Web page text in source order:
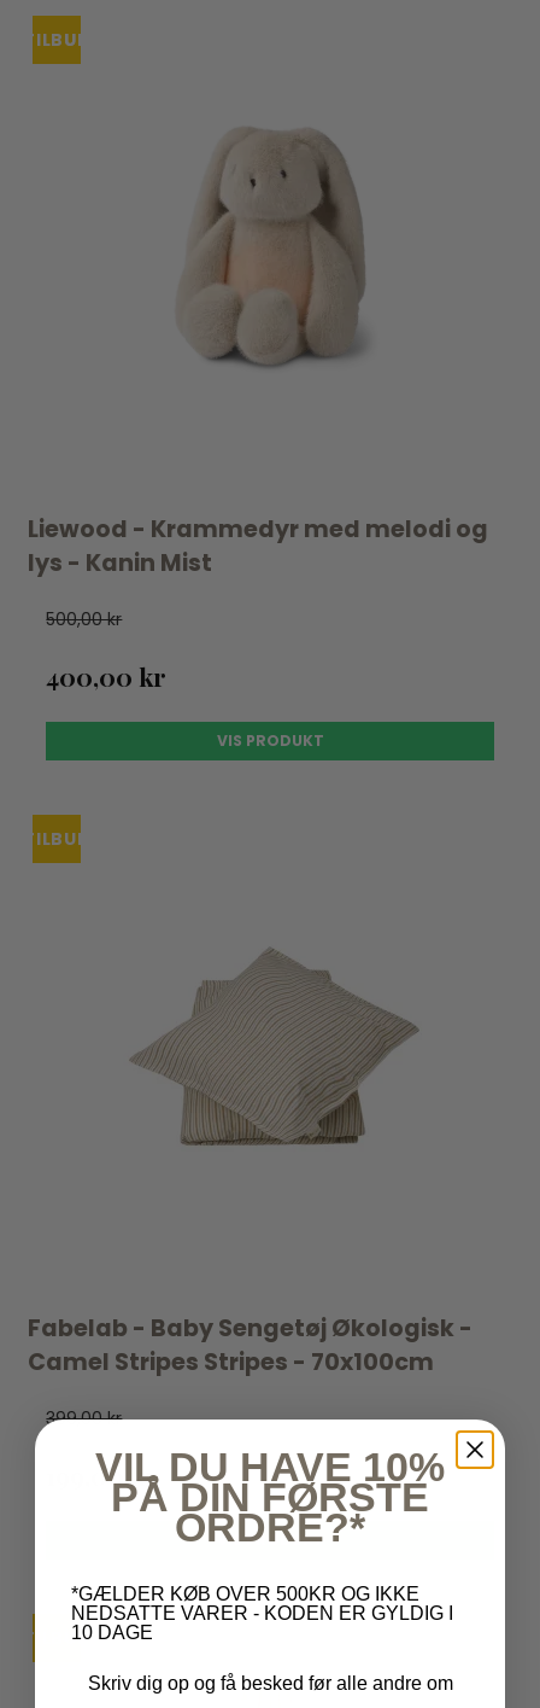
TILBUDUDSOLGT
Liewood - Krammedyr med melodi og
lys - Kanin Mist
500,00 kr
400,00 kr
VIS PRODUKT
TILBUD
Fabelab - Baby Sengetøj Økologisk -
Camel Stripes Stripes - 70x100cm
399,00 kr
199,00 kr
VIS PRODUKT
TILBUD
VIL DU HAVE 10%
PÅ DIN FØRSTE
ORDRE?*
*GÆLDER KØB OVER 500KR OG IKKE
NEDSATTE VARER - KODEN ER GYLDIG I
10 DAGE
Skriv dig op og få besked før alle andre om